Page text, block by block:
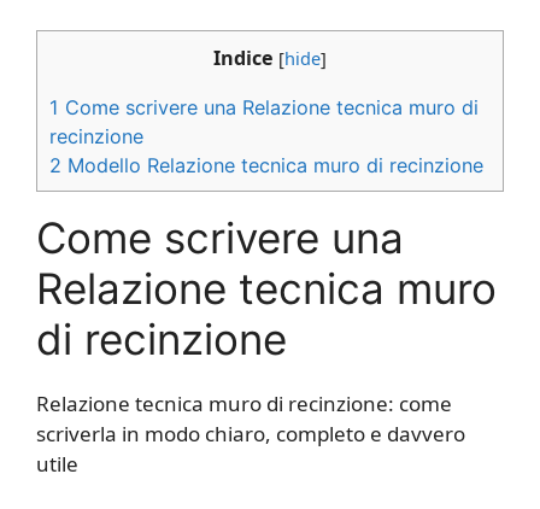
Indice [hide]
1 Come scrivere una Relazione tecnica muro di
recinzione​​
2 Modello Relazione tecnica muro di recinzione​​
Come scrivere una
Relazione tecnica muro
di recinzione​​
Relazione tecnica muro di recinzione: come
scriverla in modo chiaro, completo e davvero
utile